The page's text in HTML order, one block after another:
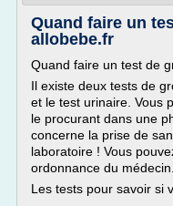
Quand faire un
allobebe.fr
Quand faire un test de
Il existe deux tests de
et le test urinaire. Vous
le procurant dans une
concerne la prise de
laboratoire ! Vous
ordonnance du médecin.
Les tests pour savoir si